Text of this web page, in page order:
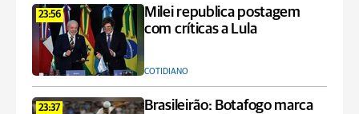
23:56
Milei republica postagem
com críticas a Lula
COTIDIANO
23:37
Brasileirão: Botafogo marca